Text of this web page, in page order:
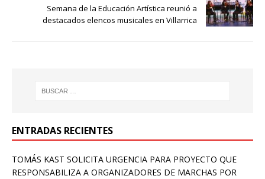
Semana de la Educación Artística reunió a
destacados elencos musicales en Villarrica
ENTRADAS RECIENTES
TOMÁS KAST SOLICITA URGENCIA PARA PROYECTO QUE
RESPONSABILIZA A ORGANIZADORES DE MARCHAS POR